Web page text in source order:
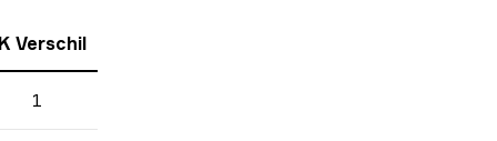
Verschil
1